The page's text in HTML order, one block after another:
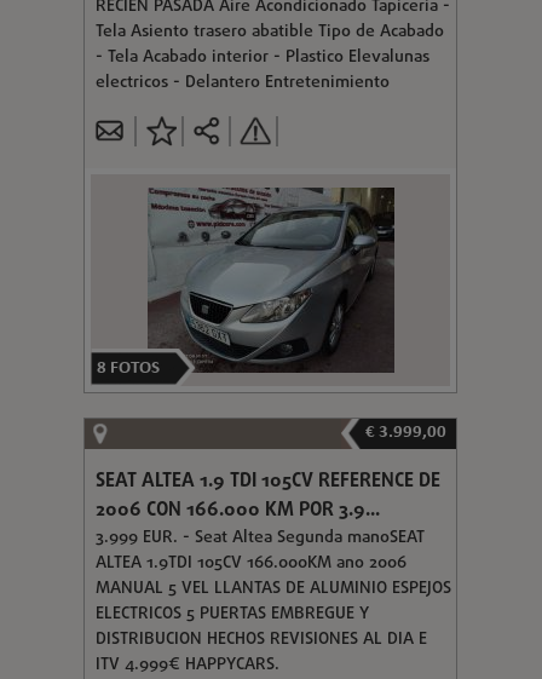
RECIEN PASADA Aire Acondicionado Tapiceria -
Tela Asiento trasero abatible Tipo de Acabado
- Tela Acabado interior - Plastico Elevalunas
electricos - Delantero Entretenimiento
8 FOTOS
€ 3.999,00
SEAT ALTEA 1.9 TDI 105CV REFERENCE DE
2006 CON 166.000 KM POR 3.9...
3.999 EUR. - Seat Altea Segunda manoSEAT
ALTEA 1.9TDI 105CV 166.000KM ano 2006
MANUAL 5 VEL LLANTAS DE ALUMINIO ESPEJOS
ELECTRICOS 5 PUERTAS EMBREGUE Y
DISTRIBUCION HECHOS REVISIONES AL DIA E
ITV 4.999€ HAPPYCARS.